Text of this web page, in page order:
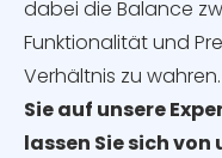
dabei die Balance
Funktionalität und
Verhältnis zu wahren.
Sie auf unsere
lassen Sie sich von